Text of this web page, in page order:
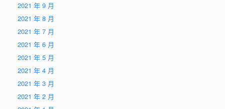
2021 年 9 月
2021 年 8 月
2021 年 7 月
2021 年 6 月
2021 年 5 月
2021 年 4 月
2021 年 3 月
2021 年 2 月